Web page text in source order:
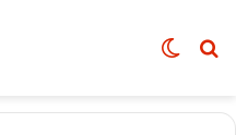
Skin